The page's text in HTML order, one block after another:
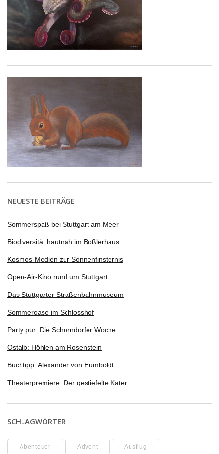
NEUESTE BEITRÄGE
Sommerspaß bei Stuttgart am Meer
Biodiversität hautnah im Boßlerhaus
Kosmos-Medien zur Sonnenfinsternis
Open-Air-Kino rund um Stuttgart
Das Stuttgarter Straßenbahnmuseum
Sommeroase im Schlosshof
Party pur: Die Schorndorfer Woche
Ostalb: Höhlen am Rosenstein
Buchtipp: Alexander von Humboldt
Theaterpremiere: Der gestiefelte Kater
SCHLAGWÖRTER
Abenteuer Advent Ausflug